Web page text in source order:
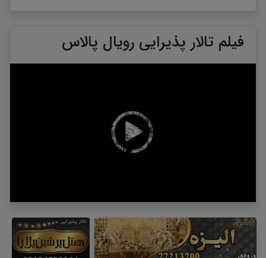
فیلم تالار پذیرایی رویال پالاس